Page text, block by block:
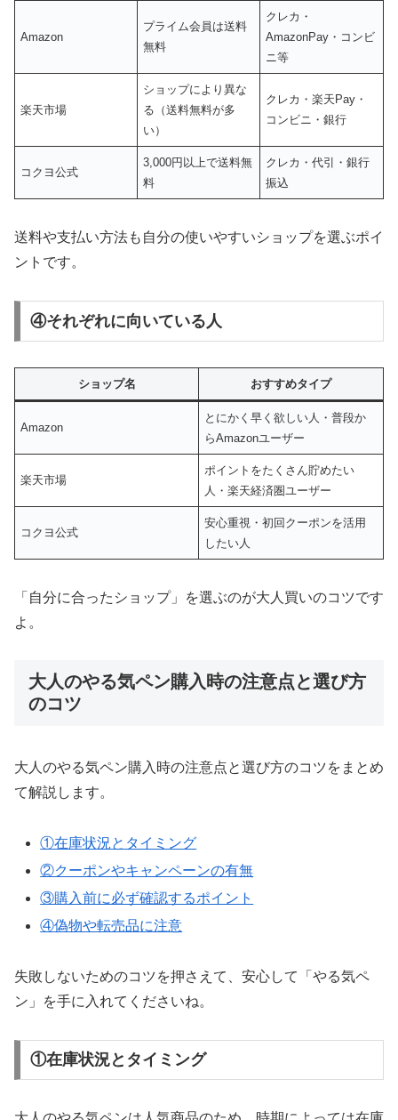
Amazon
プライム会員は送料
無料
クレカ・
AmazonPay・コンビ
ニ等
楽天市場
ショップにより異な
る（送料無料が多
い）
クレカ・楽天Pay・
コンビニ・銀行
コクヨ公式
3,000円以上で送料無
料
クレカ・代引・銀行
振込
送料や支払い方法も自分の使いやすいショップを選ぶポイ
ントです。
④それぞれに向いている人
ショップ名 おすすめタイプ
Amazon
とにかく早く欲しい人・普段か
らAmazonユーザー
楽天市場
ポイントをたくさん貯めたい
人・楽天経済圏ユーザー
コクヨ公式
安心重視・初回クーポンを活用
したい人
「自分に合ったショップ」を選ぶのが大人買いのコツです
よ。
大人のやる気ペン購入時の注意点と選び方
のコツ
大人のやる気ペン購入時の注意点と選び方のコツをまとめ
て解説します。
①在庫状況とタイミング
②クーポンやキャンペーンの有無
③購入前に必ず確認するポイント
④偽物や転売品に注意
失敗しないためのコツを押さえて、安心して「やる気ペ
ン」を手に入れてくださいね。
①在庫状況とタイミング